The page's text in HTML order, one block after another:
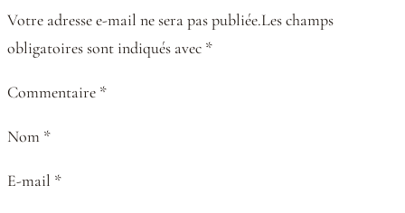
Votre adresse e-mail ne sera pas publiée.Les champs
obligatoires sont indiqués avec *
Commentaire *
Nom *
E-mail *